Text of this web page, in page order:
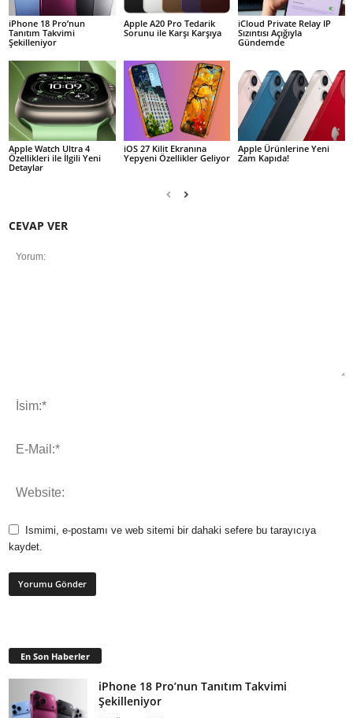
iPhone 18 Pro’nun
Tanıtım Takvimi
Şekilleniyor
Apple A20 Pro Tedarik
Sorunu ile Karşı Karşıya
iCloud Private Relay IP
Sızıntısı Açığıyla
Gündemde
Apple Watch Ultra 4
Özellikleri ile İlgili Yeni
Detaylar
iOS 27 Kilit Ekranına
Yepyeni Özellikler Geliyor
Apple Ürünlerine Yeni
Zam Kapıda!
CEVAP VER
Ismimi, e-postamı ve web sitemi bir dahaki sefere bu tarayıcıya
kaydet.
En Son Haberler
iPhone 18 Pro’nun Tanıtım Takvimi
Şekilleniyor